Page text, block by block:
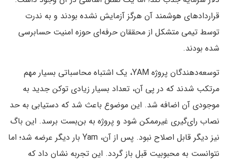
قراردادهای هوشمند آن هرگز آزمایش نشده بودند و به ندرت
توسط تیمی متشکل از محققان حرفه‌ای حوزه امنیت حسابرسی
شده بودند.
توسعه‌دهندگان پروژه YAM، یک اشتباه محاسباتی بسیار مهم
مرتکب شدند که در پی آن، تعداد بسیار زیادی توکن جدید به
موجودی آن اضافه شد. این موضوع باعث شد که دستیابی به حد
نصاب رای‌گیری غیرممکن شود و پروژه به بن‌بست برسد. این باگ
نیز دیگر قابل اصلاح نبود. پس از آن، Yam بار دیگر عرضه شد؛ اما
نتوانست به محبوبیت قبل باز گردد. این تجربه نشان داد که